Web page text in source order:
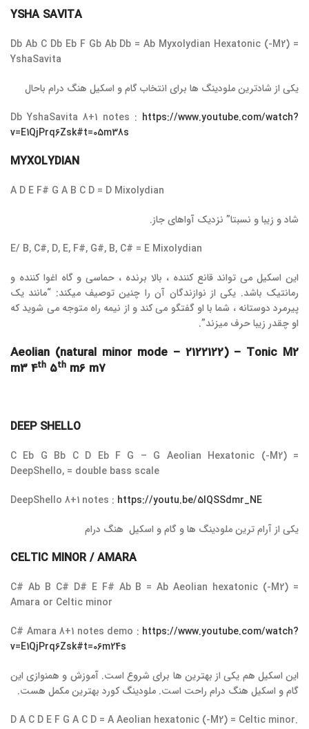
YSHA SAVITA
Db Ab C Db Eb F Gb Ab Db = Ab Myxolydian Hexatonic (-M2) =
YshaSavita
یکی از شادترین ملودینگ ها برای انتخاب گام و اسکیل هنگ درام باحال
Db YshaSavita 8+1 notes : https://www.youtube.com/watch?
v=E1QjPrq6Zsk#t=05m38s
MYXOLYDIAN
A D E F# G A B C D = D Mixolydian
شاد و زیبا و نسبتا” نزدیک آواهای جاز.
E/ B, C#, D, E, F#, G#, B, C# = E Mixolydian
این اسکیل می تواند قانع کننده ، بالا برنده ، حماسی و گاه اغوا کننده و
رمانتیک باشد. یکی از نوازندگان آن را چنین توصیف میکند: “مانند یک
پیرمرد دوستانه ، شما با او گفتگو می کند و از نیمه راه متوجه می شوید که
او چقدر زیبا حرف میزند”.
Aeolian (natural minor mode – 2122122) – Tonic M2
m3 4th 5th m6 m7
DEEP SHELLO
C Eb G Bb C D Eb F G – G Aeolian Hexatonic (-M2) =
DeepShello, = double bass scale
DeepShello 8+1 notes : https://youtu.be/5IQSSdmr_NE
یکی از آرام ترین ملودینگ ها و گام و اسکیل هنگ درام
CELTIC MINOR / AMARA
C# Ab B C# D# E F# Ab B = Ab Aeolian hexatonic (-M2) =
Amara or Celtic minor
C# Amara 8+1 notes demo : https://www.youtube.com/watch?
v=E1QjPrq6Zsk#t=06m24s
این اسکیل هم یکی از بهترین ها برای شروع است. آموزش و همنوازی این
گام و اسکیل هنگ درام راحت است. ملودینگ کورد بهترین مکمل هست.
D A C D E F G A C D = A Aeolian hexatonic (-M2) = Celtic minor.